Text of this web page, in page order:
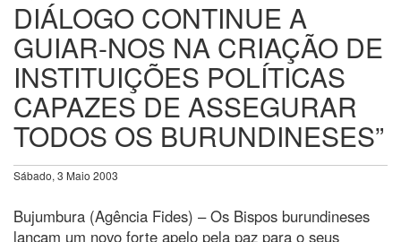
DIÁLOGO CONTINUE A
GUIAR-NOS NA CRIAÇÃO DE
INSTITUIÇÕES POLÍTICAS
CAPAZES DE ASSEGURAR
TODOS OS BURUNDINESES”
Sábado, 3 Maio 2003
Bujumbura (Agência Fides) – Os Bispos burundineses
lançam um novo forte apelo pela paz para o seus